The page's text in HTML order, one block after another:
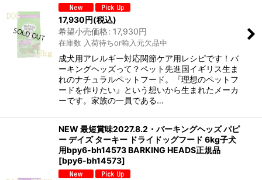
17,930円(税込)
希望小売価格: 17,930円
在庫数 入荷待ちor輸入元欠品中
成犬用アレルギー対応関節ケア用レシピです！バ
ーキングヘッズって？ペット先進国イギリス生ま
れのナチュラルペットフード。『理想のペットフ
ードを作りたい』という想いから生まれたメーカ
ーです。家族の一員である…
NEW 最短賞味2027.8.2・バーキングヘッズ パピ
ー デイズ ターキー ドライドッグフード 6kg子犬
用bpy6-bh14573 BARKING HEADS正規品
[bpy6-bh14573]